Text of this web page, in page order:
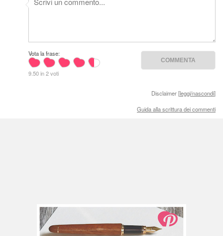
Vota la frase:
9.50 in 2 voti
Disclaimer [leggi/nascondi]
Guida alla scrittura dei commenti